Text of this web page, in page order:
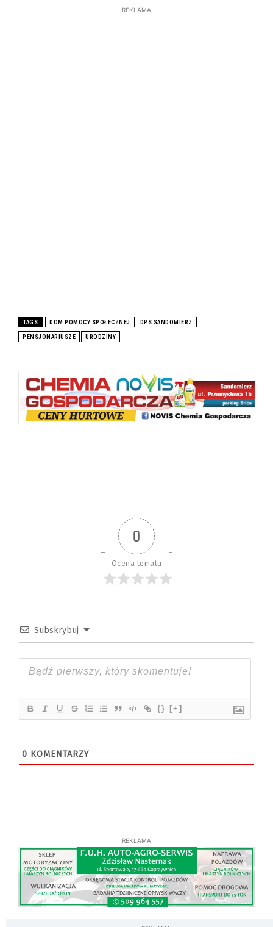
REKLAMA
TAGS DOM POMOCY SPOŁECZNEJ DPS SANDOMIERZ
PENSJONARIUSZE URODZINY
0
Ocena tematu
Subskrybuj
{} [+]
0 KOMENTARZY
REKLAMA